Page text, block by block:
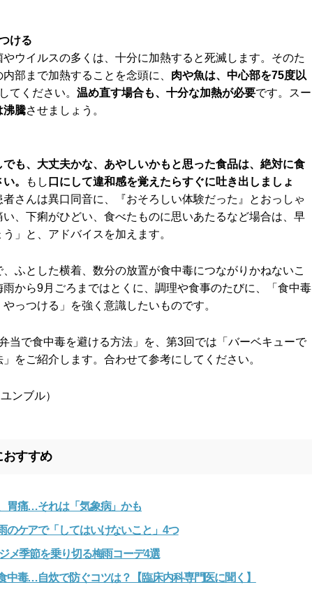
ける
ウイルスの多くは、十分に加熱すると死滅します。そのた
部まで加熱することを念頭に、 肉や魚は、中心部を75度以
てください。 温め直す場合も、十分な加熱が必要です。スー
沸騰させましょう。
でも、大丈夫かな、あやしいかもと思った食品は、絶対に食
。
もし 口にして違和感を覚えたらすぐに吐き出しましょ
さんは異口同音に、『おそろしい体験だった』とおっしゃ
、下痢がひどい、食べたものに思いあたるなど場合は、早
」と、アドバイスを加えます。
ふとした横着、数分の放置が食中毒につながりかねないこ
から9月ごろまではとくに、調理や食事のたびに、「食中毒
っつける」を強く意識したいものです。
当で食中毒を避ける方法」を、第3回では「バーベキューで
をご紹介します。合わせて参考にしてください。
ンブル）
おすすめ
胃痛…それは「気象病」かも
ケアで「してはいけないこと」4つ
メ季節を乗り切る梅雨コーデ4選
中毒…自炊で防ぐコツは？【臨床内科専門医に聞く】